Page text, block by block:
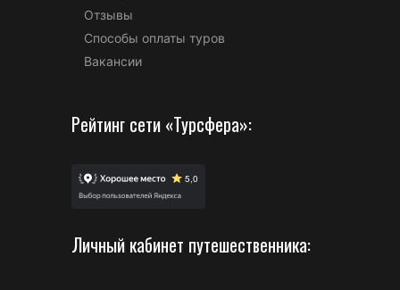
Отзывы
Способы оплаты туров
Вакансии
Рейтинг сети «Турсфера»:
Личный кабинет путешественника: